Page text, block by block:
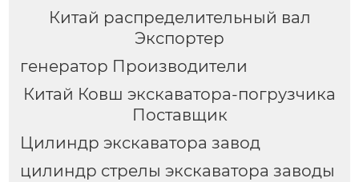
Китай распределительный вал
Экспортер
генератор Производители
Китай Ковш экскаватора-погрузчика
Поставщик
Цилиндр экскаватора завод
цилиндр стрелы экскаватора заводы